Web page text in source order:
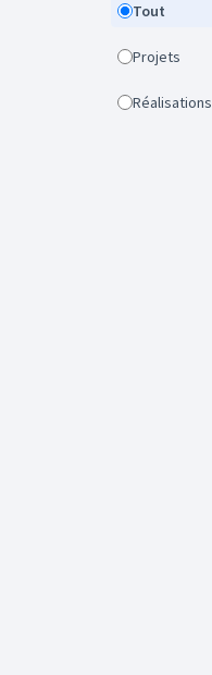
Tout
Projets
Réalisations